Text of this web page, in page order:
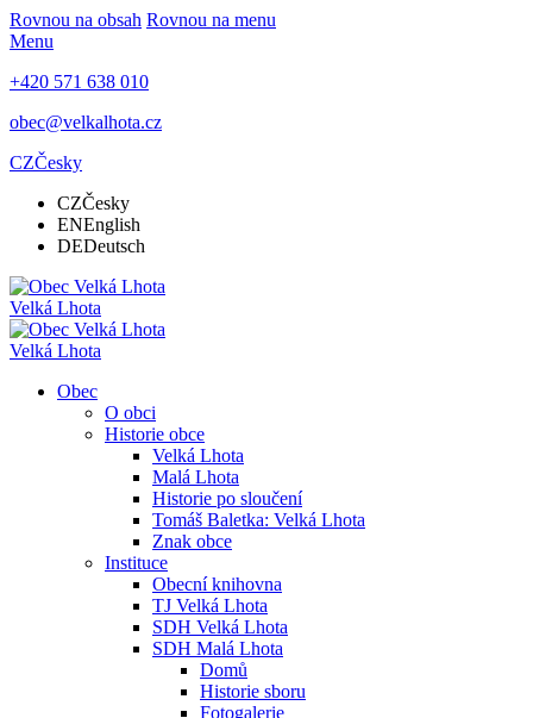
Rovnou na obsah Rovnou na menu
Menu
+420 571 638 010
obec@velkalhota.cz
CZČesky
CZČesky
ENEnglish
DEDeutsch
Velká Lhota
Velká Lhota
Obec
O obci
Historie obce
Velká Lhota
Malá Lhota
Historie po sloučení
Tomáš Baletka: Velká Lhota
Znak obce
Instituce
Obecní knihovna
TJ Velká Lhota
SDH Velká Lhota
SDH Malá Lhota
Domů
Historie sboru
Fotogalerie